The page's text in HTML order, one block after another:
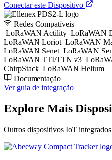
Conectar este Dispositivo
Redes Compatíveis
LoRaWAN Actility LoRaWAN
LoRaWAN Loriot LoRaWAN
LoRaWAN Senet LoRaWAN
LoRaWAN TTI/TTN v3
ChirpStack LoRaWAN Helium
Documentação
Ver guia de integração
Explore Mais
Outros dispositivos IoT